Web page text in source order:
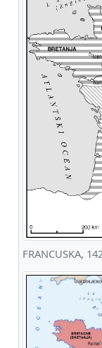
FRANCUSKA,